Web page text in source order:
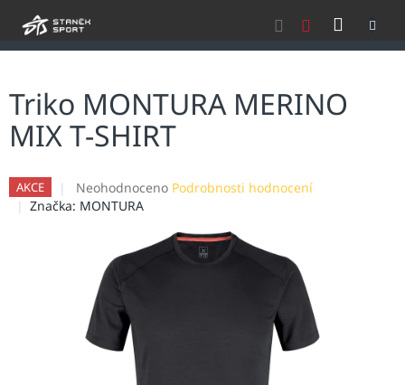
Triko MONTURA MERINO
MIX T-SHIRT
AKCE
Průměrné
hodnocení
hvězdiček.
Neohodnoceno Podrobnosti hodnocení
Značka: MONTURA